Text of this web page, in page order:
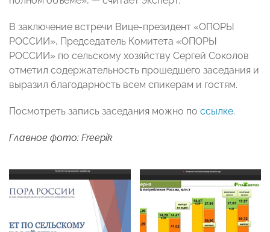
В заключение встречи Вице-президент «ОПОРЫ
РОССИИ», Председатель Комитета «ОПОРЫ
РОССИИ» по сельскому хозяйству Сергей Соколов
отметил содержательность прошедшего заседания и
выразил благодарность всем спикерам и гостям.
Посмотреть запись заседания можно по ссылке.
Главное фото: Freepik